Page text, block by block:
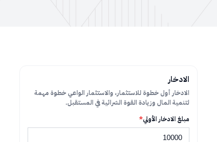
الادخار
الادخار أول خطوة للاستثمار، والاستثمار الواعي خطوة مهمة
لتنمية المال وزيادة القوة الشرائية في المستقبل.
مبلغ الادخار الأولي*